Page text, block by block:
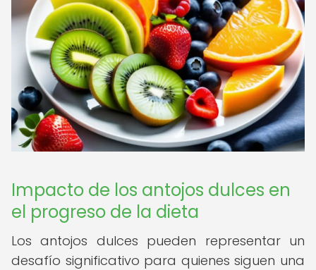
Impacto de los antojos dulces en
el progreso de la dieta
Los antojos dulces pueden representar un
desafío significativo para quienes siguen una